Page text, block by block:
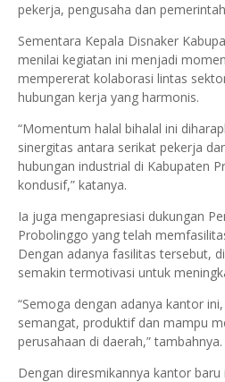
pekerja, pengusaha dan
Sementara Kepala Disnaker
menilai kegiatan ini menjadi
mempererat kolaborasi lintas
hubungan kerja yang harmonis.
“Momentum halal bihalal ini
sinergitas antara serikat pekerja
hubungan industrial di Kabupaten
kondusif,” katanya.
Ia juga mengapresiasi dukungan
Probolinggo yang telah
Dengan adanya fasilitas tersebut,
semakin termotivasi untuk
“Semoga dengan adanya kantor
semangat, produktif dan mampu
perusahaan di daerah,” tambahnya.
Dengan diresmikannya kantor